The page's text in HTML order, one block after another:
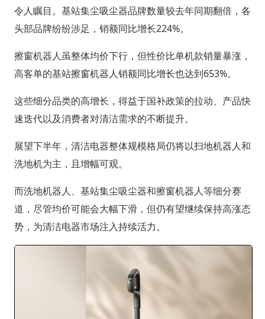
令人瞩目。基站集尘吸尘器品牌数量较去年同期翻倍，各
头部品牌纷纷涉足，销额同比增长224%。
擦窗机器人虽整体均价下行，但性价比单机款销量暴涨，
高客单的基站擦窗机器人销额同比增长也达到653%。
这些细分品类的高增长，得益于国补政策的拉动、产品快
速迭代以及消费者对清洁需求的不断提升。
展望下半年，清洁电器整体规模格局仍将以扫地机器人和
洗地机为主，且增幅可观。
而洗地机器人、基站集尘吸尘器和擦窗机器人等细分赛
道，尽管均价可能会大幅下滑，但仍有望继续保持高涨态
势，为清洁电器市场注入持续活力。